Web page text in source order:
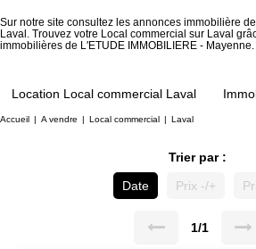
Sur notre site consultez les annonces immobilière
Laval. Trouvez votre Local commercial sur Laval
immobilières de L'ETUDE IMMOBILIERE - Mayenne.
Location Local commercial Laval
Accueil A vendre Local commercial Laval
Trier par :
Date
Prix -/+
1/1